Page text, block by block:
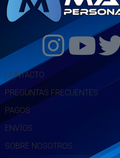
CONTACTO
PREGUNTAS FRECUENTES
PAGOS
ENVÍOS
SOBRE NOSOTROS